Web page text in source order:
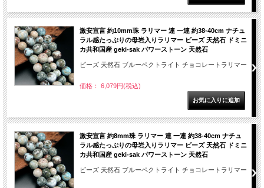
激安宣言 約10mm珠 ラリマー 連 一連 約38-40cm ナチュ
ラル感たっぷりの母岩入りラリマー ビーズ 天然石 ドミニ
カ共和国産 geki-sak パワーストーン 天然石
ビーズ 天然石 ブルーペクトライト チョコレートラリマー
価格： 6,079円(税込)
激安宣言 約8mm珠 ラリマー 連 一連 約38-40cm ナチュ
ラル感たっぷりの母岩入りラリマー ビーズ 天然石 ドミニ
カ共和国産 geki-sak パワーストーン 天然石
ビーズ 天然石 ブルーペクトライト チョコレートラリマー